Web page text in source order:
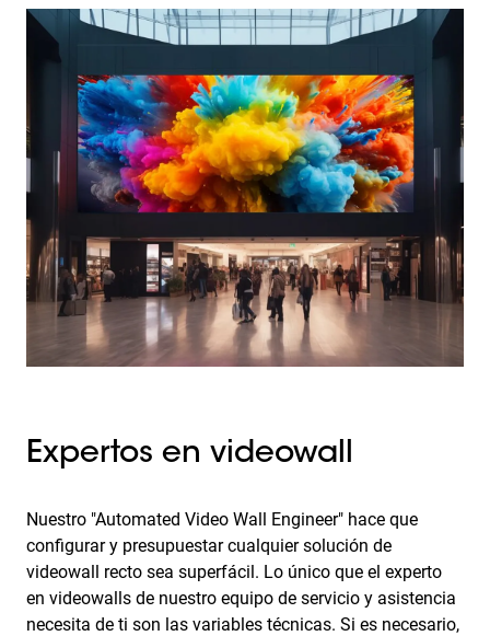
Expertos en videowall
Nuestro "Automated Video Wall Engineer" hace que
configurar y presupuestar cualquier solución de
videowall recto sea superfácil. Lo único que el experto
en videowalls de nuestro equipo de servicio y asistencia
necesita de ti son las variables técnicas. Si es necesario,